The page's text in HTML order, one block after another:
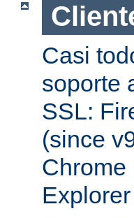
Casi
soporte
SSL:
(since
Chrome